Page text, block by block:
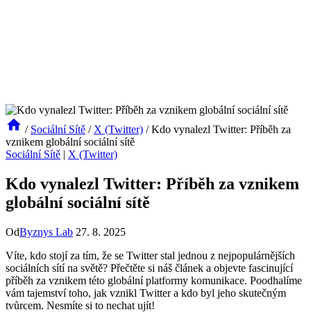
/ Sociální Sítě / X (Twitter) / Kdo vynalezl Twitter: Příběh za
vznikem globální sociální sítě
Sociální Sítě | X (Twitter)
Kdo vynalezl Twitter: Příběh za vznikem
globální sociální sítě
OdByznys Lab 27. 8. 2025
Víte, kdo stojí za tím, že se Twitter stal jednou z nejpopulárnějších
sociálních sítí na světě? Přečtěte si náš článek a objevte fascinující
příběh za vznikem této globální platformy komunikace. Poodhalíme
vám tajemství toho, jak vznikl Twitter a kdo byl jeho skutečným
tvůrcem. Nesmíte si to nechat ujít!